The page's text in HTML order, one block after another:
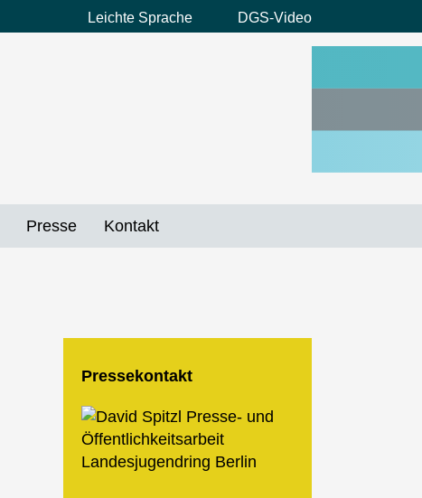
Preheader
Leichte Sprache DGS-Video
Presse Kontakt
Pressekontakt